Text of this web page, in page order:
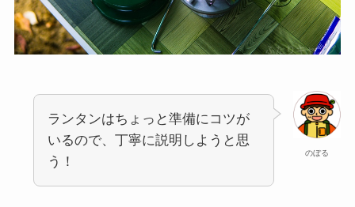
のぼる
ランタンはちょっと準備にコツが
いるので、丁寧に説明しようと思
う！